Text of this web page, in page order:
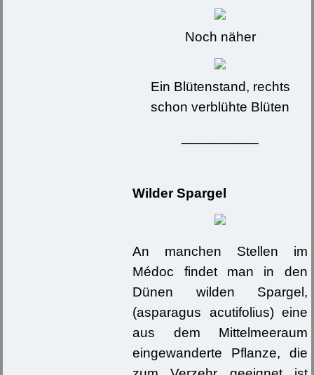
Noch näher
Ein Blütenstand, rechts
schon verblühte Blüten
Wilder Spargel
An manchen Stellen im
Médoc findet man in den
Dünen wilden Spargel,
(asparagus acutifolius) eine
aus dem Mittelmeeraum
eingewanderte Pflanze, die